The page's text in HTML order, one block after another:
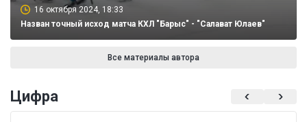
16 октября 2024, 18:33
Назван точный исход матча КХЛ "Барыс" - "Салават Юлаев"
Все материалы автора
Цифра